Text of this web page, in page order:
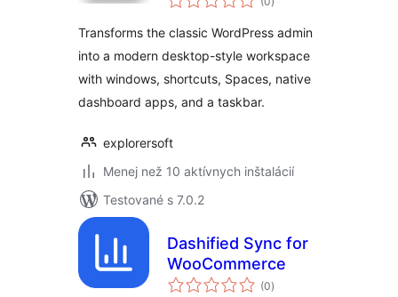
hodnotenie
Transforms the classic WordPress admin
into a modern desktop-style workspace
with windows, shortcuts, Spaces, native
dashboard apps, and a taskbar.
explorersoft
Menej než 10 aktívnych inštalácií
Testované s 7.0.2
Dashified Sync for
WooCommerce
(0celkové
hodnotenie
)